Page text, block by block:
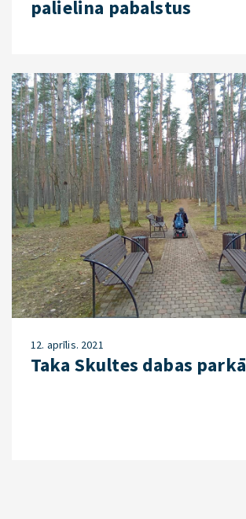
palielina pabalstus
12. aprīlis. 2021
Taka Skultes dabas parkā